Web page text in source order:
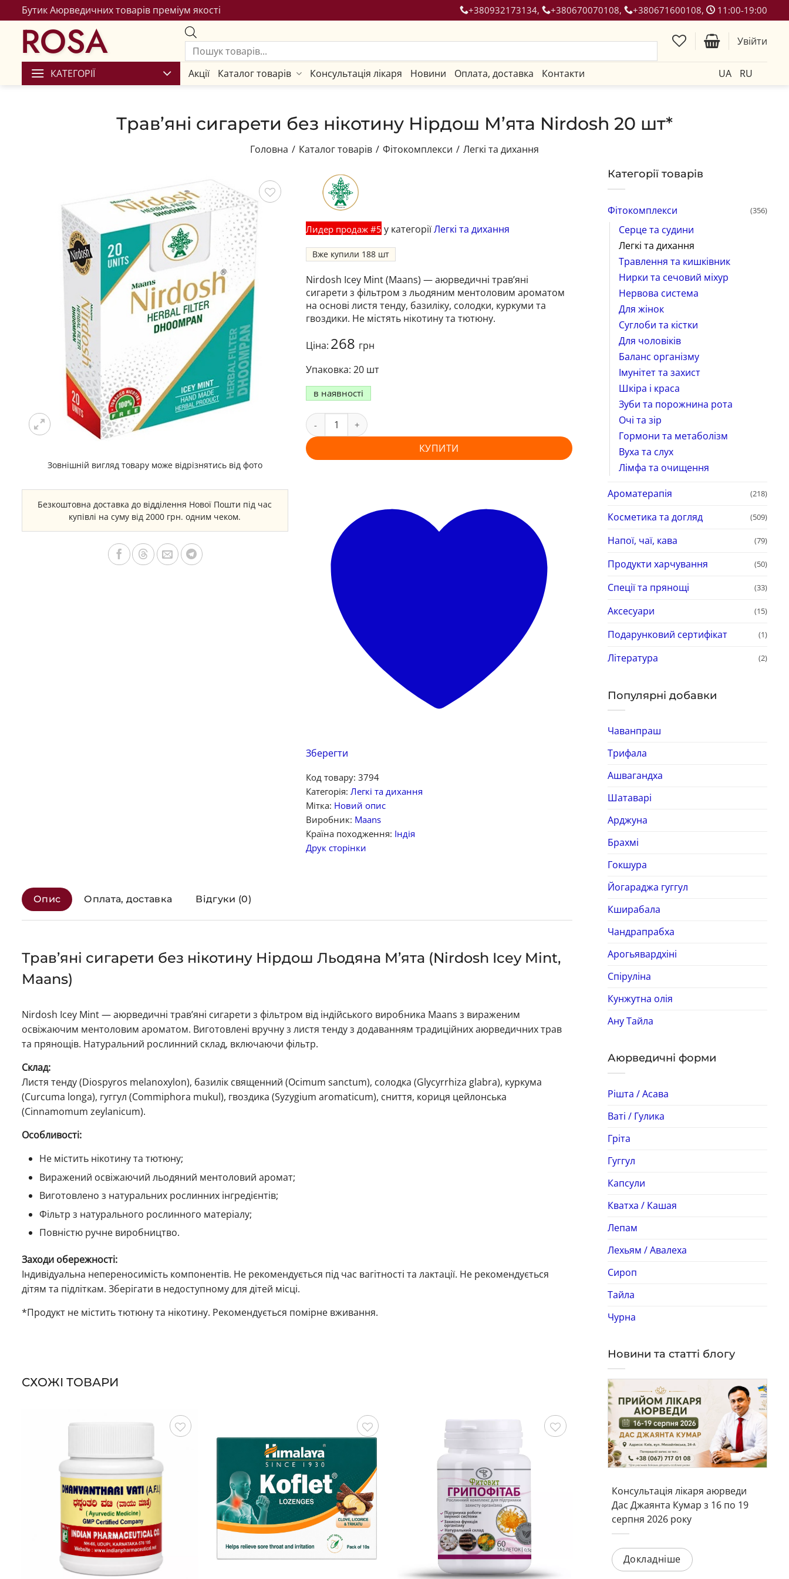
Бутик Аюрведичних товарів преміум якості +380932173134, +380670070108, +380671600108, 11:00-19:00
ROSA Увійти
КАТЕГОРІЇ Акції Каталог товарів Консультація лікаря Новини Оплата, доставка Контакти UA RU
Трав’яні сигарети без нікотину Нірдош М’ята Nirdosh 20 шт*
Головна / Каталог товарів / Фітокомплекси / Легкі та дихання
Категорії товарів
Фітокомплекси (356)
Серце та судини
Легкі та дихання
Травлення та кишківник
Нирки та сечовий міхур
Нервова система
Для жінок
Суглоби та кістки
Для чоловіків
Баланс організму
Імунітет та захист
Шкіра і краса
Зуби та порожнина рота
Очі та зір
Гормони та метаболізм
Вуха та слух
Лімфа та очищення
Ароматерапія
(218)
Косметика та догляд (509)
Напої, чаї, кава (79)
Продукти харчування (50)
Спеції та прянощі (33)
Аксесуари (15)
Подарунковий сертифікат (1)
Література (2)
Популярні добавки
Чаванпраш
Трифала
Ашвагандха
Шатаварі
Арджуна
Брахмі
Гокшура
Йогараджа гуггул
Кширабала
Чандрапрабха
Арогьявардхіні
Спіруліна
Кунжутна олія
Ану Тайла
Аюрведичні форми
Рішта / Асава
Ваті / Гулика
Гріта
Гуггул
Капсули
Кватха / Кашая
Лепам
Лехьям / Авалеха
Сироп
Тайла
Чурна
Новини та статті блогу
Консультація лікаря аюрведи
Дас Джаянта Кумар з 16 по 19
серпня 2026 року
Докладніше
Зберегти
Зовнішній вигляд товару може відрізнятись від фото
Безкоштовна доставка до відділення Нової Пошти під час
купівлі на суму від 2000 грн. одним чеком.
Лидер продаж #5 у категоріїЛегкі та дихання
Вже купили 188
Nirdosh Icey Mint (Maans) — аюрведичні трав’яні
сигарети з фільтром з льодяним ментоловим ароматом
на основі листя тенду, базиліку, солодки, куркуми та
гвоздики. Не містять нікотину та тютюну.
Ціна: 268 грн
20 шт
в наявності
КУПИТИ
Зберегти
Код товару: 3794
Категорія: Легкі та дихання
Мітка: Новий опис
Виробник: Maans
Країна походження: Індія
Друк сторінки
Опис Оплата, доставка Відгуки (0)
Трав’яні сигарети без нікотину Нірдош Льодяна М’ята (Nirdosh Icey Mint,
Maans)
Nirdosh Icey Mint — аюрведичні трав’яні сигарети з фільтром від індійського виробника Maans з вираженим
освіжаючим ментоловим ароматом. Виготовлені вручну з листя тенду з додаванням традиційних аюрведичних трав
та прянощів. Натуральний рослинний склад, включаючи фільтр.
Склад:
Листя тенду (Diospyros melanoxylon), базилік священний (Ocimum sanctum), солодка (Glycyrrhiza glabra), куркума
(Curcuma longa), гуггул (Commiphora mukul), гвоздика (Syzygium aromaticum), сниття, кориця цейлонська
(Cinnamomum zeylanicum).
Особливості:
Не містить нікотину та тютюну;
Виражений освіжаючий льодяний ментоловий аромат;
Виготовлено з натуральних рослинних інгредієнтів;
Фільтр з натурального рослинного матеріалу;
Повністю ручне виробництво.
Заходи обережності:
Індивідуальна непереносимість компонентів. Не рекомендується під час вагітності та лактації. Не рекомендується
дітям та підліткам. Зберігати в недоступному для дітей місці.
*Продукт не містить тютюну та нікотину. Рекомендується помірне вживання.
СХОЖІ ТОВАРИ
Зберегти